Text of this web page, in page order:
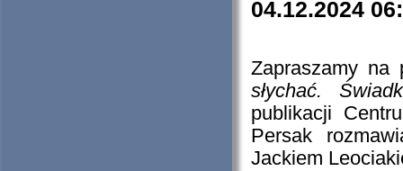
04.12.2024
Zapraszamy
słychać.
publikacji
Persak
Jackiem